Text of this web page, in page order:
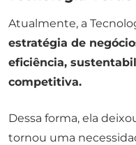
Atualmente, a
estratégia de
eficiência,
competitiva.
Dessa forma, ela
tornou uma